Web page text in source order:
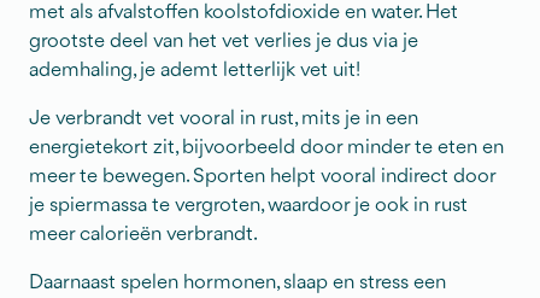
met als afvalstoffen koolstofdioxide en water. Het
grootste deel van het vet verlies je dus via je
ademhaling, je ademt letterlijk vet uit!
Je verbrandt vet vooral in rust, mits je in een
energietekort zit, bijvoorbeeld door minder te eten en
meer te bewegen. Sporten helpt vooral indirect door
je spiermassa te vergroten, waardoor je ook in rust
meer calorieën verbrandt.
Daarnaast spelen hormonen, slaap en stress een